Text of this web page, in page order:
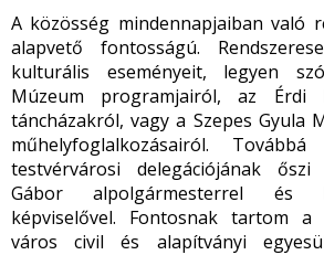
A közösség mindennapjaiban való
alapvető fontosságú.
kulturális eseményeit, legyen
Múzeum programjairól, az Érdi
táncházakról, vagy a Szepes Gyula
műhelyfoglalkozásairól.
testvérvárosi delegációjának őszi
Gábor alpolgármesterrel és
képviselővel. Fontosnak tartom a
város civil és alapítványi